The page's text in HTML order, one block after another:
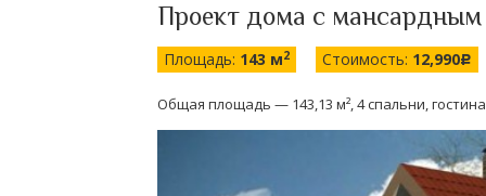
Проект дома с
Площадь: 143 м2 Стоимость: 12,990c
Общая площадь — 143,13 м², 4 спальни,